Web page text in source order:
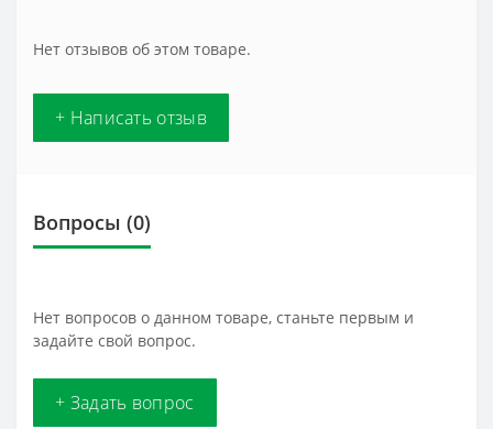
Нет отзывов об этом товаре.
+ Написать отзыв
Вопросы (0)
Нет вопросов о данном товаре, станьте первым и
задайте свой вопрос.
+ Задать вопрос